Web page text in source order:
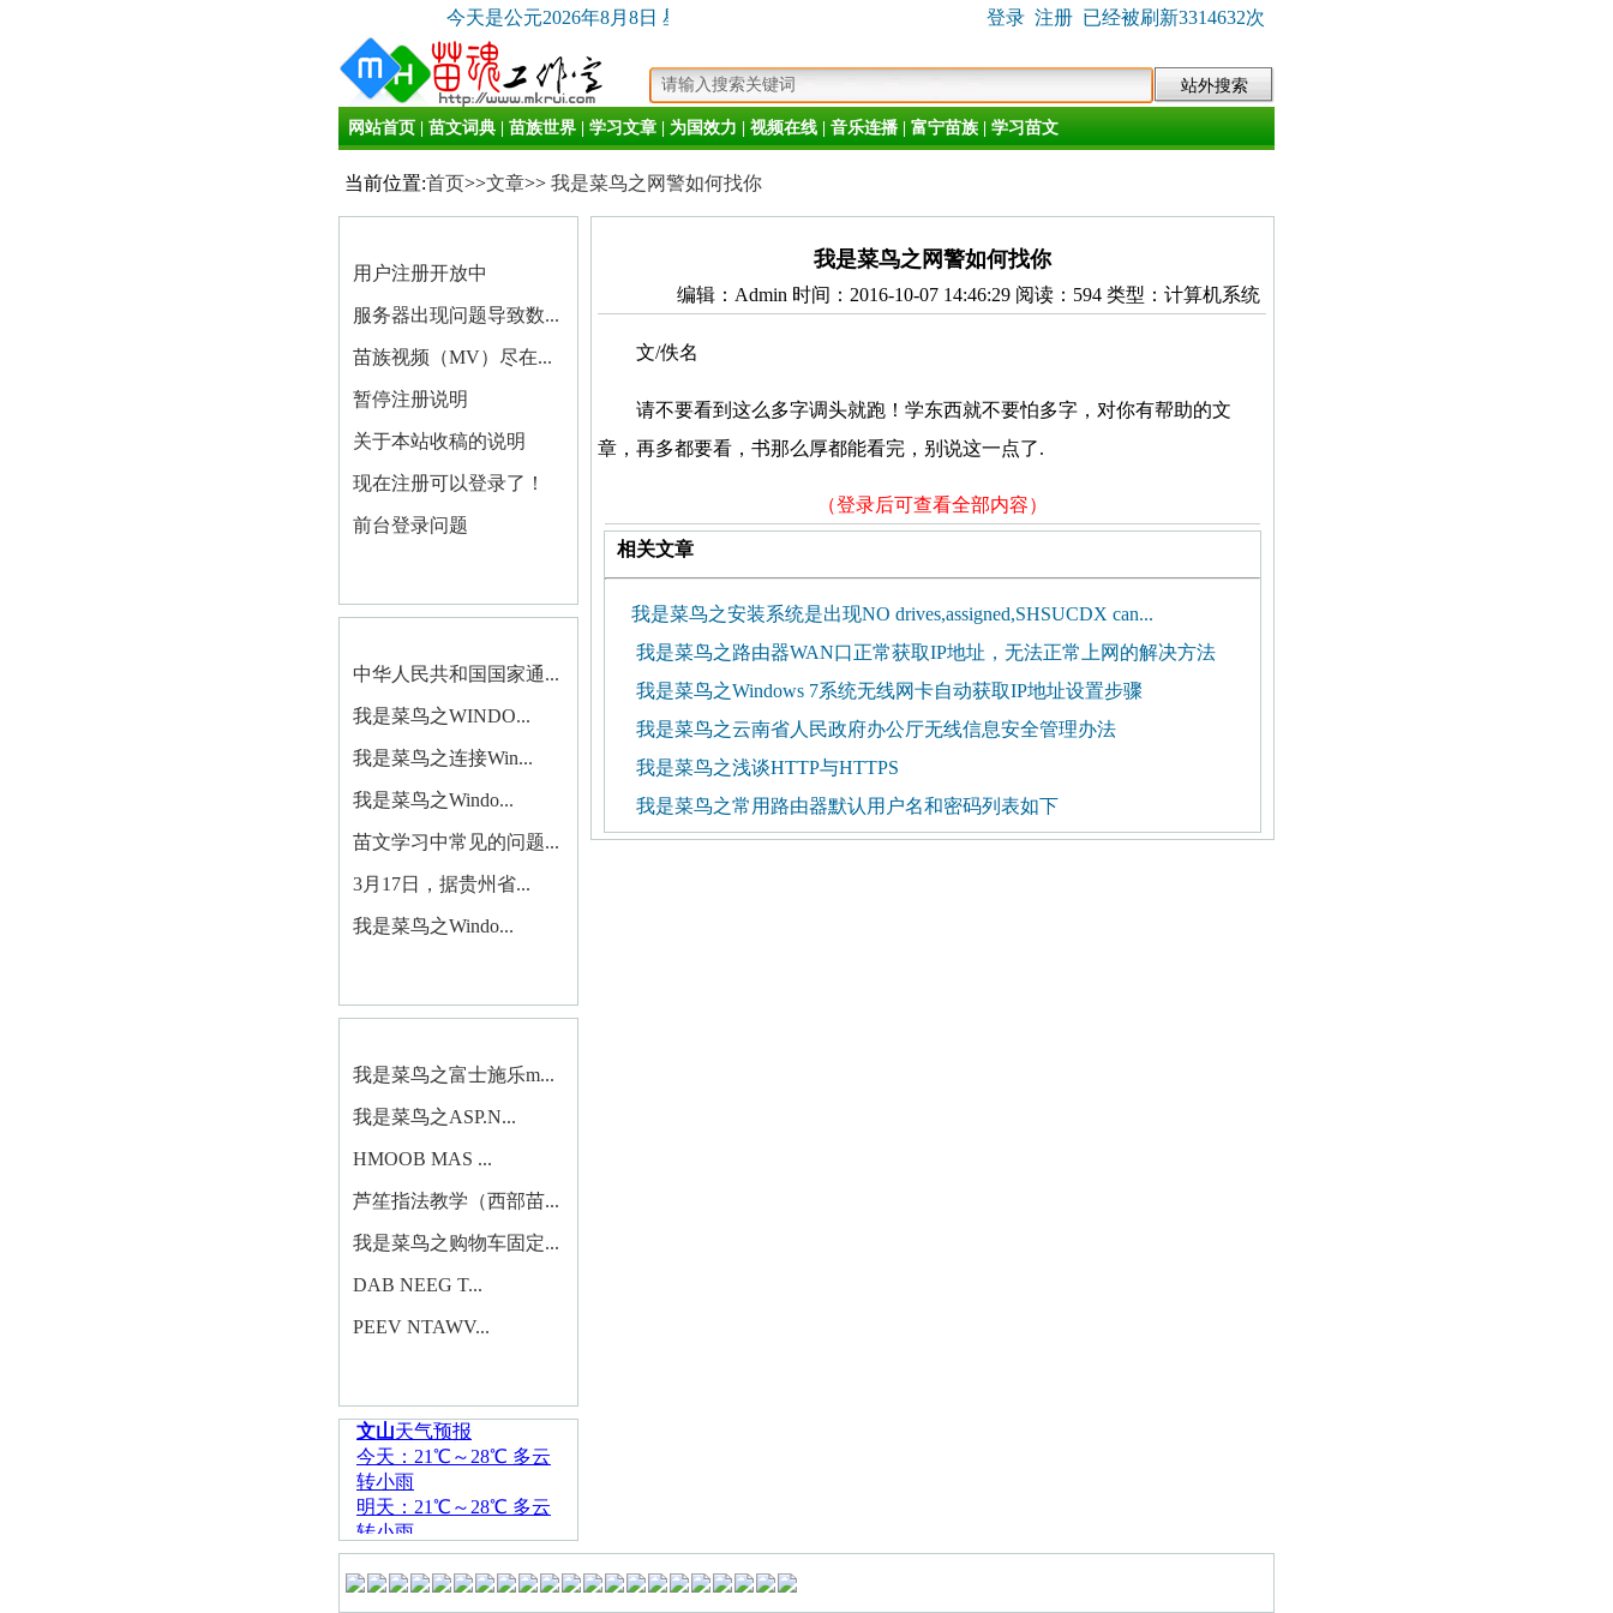
今天是公元2026年8月8日 星期六 登录 注册 已经被刷新3314632次
网站首页 苗文词典 苗族世界 学习文章 为国效力 视频在线 音乐连播 富宁苗族 学习苗文
当前位置:首页>>文章>> 我是菜鸟之网警如何找你
用户注册开放中
服务器出现问题导致数...
苗族视频（MV）尽在...
暂停注册说明
关于本站收稿的说明
现在注册可以登录了！
前台登录问题
中华人民共和国国家通...
我是菜鸟之WINDO...
我是菜鸟之连接Win...
我是菜鸟之Windo...
苗文学习中常见的问题...
3月17日，据贵州省...
我是菜鸟之Windo...
我是菜鸟之富士施乐m...
我是菜鸟之ASP.N...
HMOOB MAS ...
芦笙指法教学（西部苗...
我是菜鸟之购物车固定...
DAB NEEG T...
PEEV NTAWV...
我是菜鸟之网警如何找你
编辑：Admin 时间：2016-10-07 14:46:29 阅读：594 类型：计算机系统
文/佚名
请不要看到这么多字调头就跑！学东西就不要怕多字，对你有帮助的文
章，再多都要看，书那么厚都能看完，别说这一点了.
（登录后可查看全部内容）
相关文章
我是菜鸟之安装系统是出现NO drives,assigned,SHSUCDX can...
我是菜鸟之路由器WAN口正常获取IP地址，无法正常上网的解决方法
我是菜鸟之Windows 7系统无线网卡自动获取IP地址设置步骤
我是菜鸟之云南省人民政府办公厅无线信息安全管理办法
我是菜鸟之浅谈HTTP与HTTPS
我是菜鸟之常用路由器默认用户名和密码列表如下